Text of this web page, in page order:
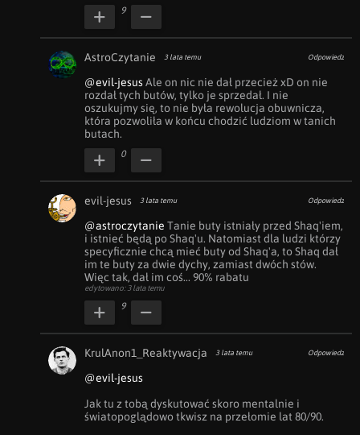
9
AstroCzytanie 3 lata temu Odpowiedz
@evil-jesus Ale on nic nie dał przecież xD on nie
rozdał tych butów, tylko je sprzedał. I nie
oszukujmy się, to nie była rewolucja obuwnicza,
która pozwoliła w końcu chodzić ludziom w tanich
butach.
0
evil-jesus 3 lata temu Odpowiedz
@astroczytanie Tanie buty istniały przed Shaq'iem,
i istnieć będą po Shaq'u. Natomiast dla ludzi którzy
specyficznie chcą mieć buty od Shaq'a, to Shaq dał
im te buty za dwie dychy, zamiast dwóch stów.
Więc tak, dał im coś... 90% rabatu
edytowano: 3 lata temu
9
KrulAnon1_Reaktywacja 3 lata temu Odpowiedz
@evil-jesus
Jak tu z tobą dyskutować skoro mentalnie i
światopoglądowo tkwisz na przełomie lat 80/90.